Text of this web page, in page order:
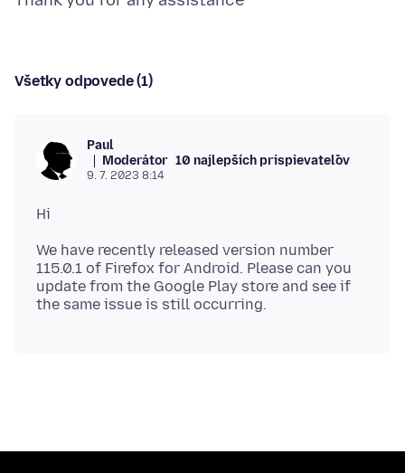
Všetky odpovede (1)
Paul
Moderátor 10 najlepších prispievateľov
9. 7. 2023 8:14
We have recently released version number
115.0.1 of Firefox for Android. Please can you
update from the Google Play store and see if